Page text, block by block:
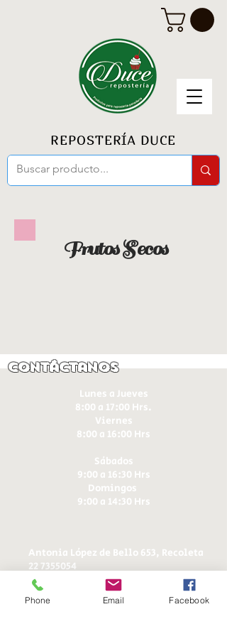
REPOSTERÍA DUCE
Frutos Secos
Contáctanos
Lunes a Jueves
8:00 a 17:00 Hrs.
Viernes
8:00 a 16:00 Hrs​
Sábados
9:00 a 16:30 Hrs
Domingos
9:00 a 14:30 Hrs
Antonia López de Bello 653, Recoleta
22 7355054
22 7375725
+56 9 75224598
ducereposteria@gmail.com
Phone Email Facebook